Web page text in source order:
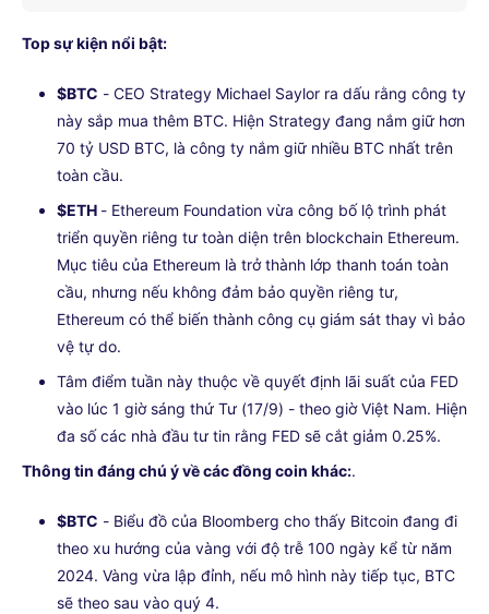
Top sự kiện nổi bật:
$BTC - CEO Strategy Michael Saylor ra dấu rằng công ty
này sắp mua thêm BTC. Hiện Strategy đang nắm giữ hơn
70 tỷ USD BTC, là công ty nắm giữ nhiều BTC nhất trên
toàn cầu.
$ETH - Ethereum Foundation vừa công bố lộ trình phát
triển quyền riêng tư toàn diện trên blockchain Ethereum.
Mục tiêu của Ethereum là trở thành lớp thanh toán toàn
cầu, nhưng nếu không đảm bảo quyền riêng tư,
Ethereum có thể biến thành công cụ giám sát thay vì bảo
vệ tự do.
Tâm điểm tuần này thuộc về quyết định lãi suất của FED
vào lúc 1 giờ sáng thứ Tư (17/9) - theo giờ Việt Nam. Hiện
đa số các nhà đầu tư tin rằng FED sẽ cắt giảm 0.25%.
Thông tin đáng chú ý về các đồng coin khác:.
$BTC - Biểu đồ của Bloomberg cho thấy Bitcoin đang đi
theo xu hướng của vàng với độ trễ 100 ngày kể từ năm
2024. Vàng vừa lập đỉnh, nếu mô hình này tiếp tục, BTC
sẽ theo sau vào quý 4.